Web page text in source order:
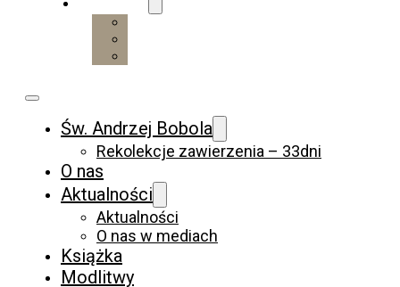
Św. Andrzej Bobola
Rekolekcje zawierzenia – 33dni
O nas
Aktualności
Aktualności
O nas w mediach
Książka
Modlitwy